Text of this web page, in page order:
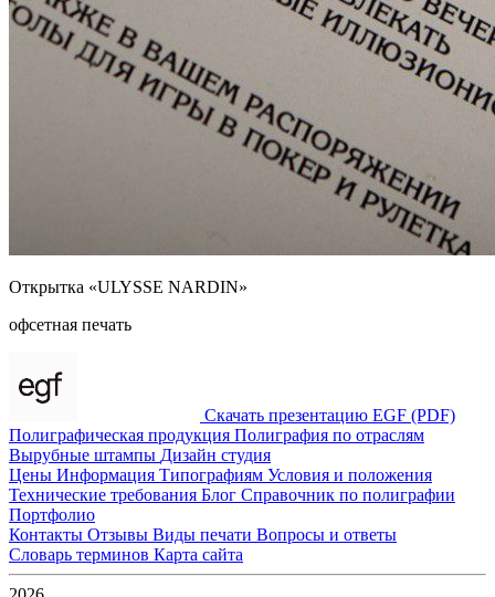
Открытка «ULYSSE NARDIN»
офсетная печать
Скачать презентацию EGF (PDF)
Полиграфическая продукция Полиграфия по отраслям
Вырубные штампы Дизайн студия
Цены Информация Типографиям Условия и положения
Технические требования Блог Справочник по полиграфии
Портфолио
Контакты Отзывы Виды печати Вопросы и ответы
Словарь терминов Карта сайта